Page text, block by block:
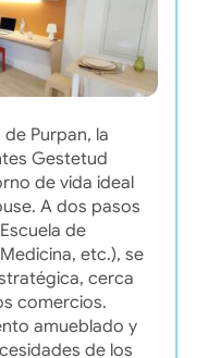
Purpan, la
Gestetud
de vida ideal
A dos pasos
de
etc.), se
cerca
comercios.
amueblado y
de los